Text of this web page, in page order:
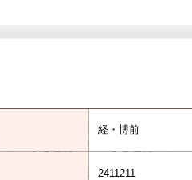
経・博前
2411211